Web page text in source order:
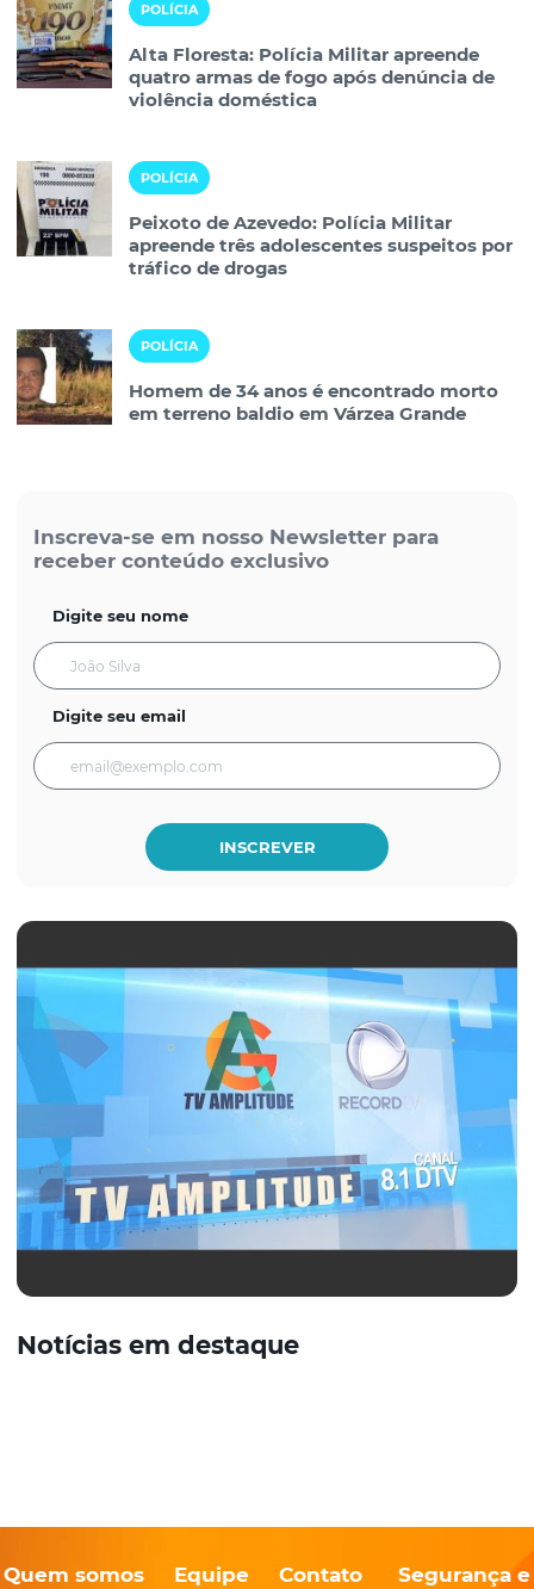
POLÍCIA
Alta Floresta: Polícia Militar apreende
quatro armas de fogo após denúncia de
violência doméstica
POLÍCIA
Peixoto de Azevedo: Polícia Militar
apreende três adolescentes suspeitos por
tráfico de drogas
POLÍCIA
Homem de 34 anos é encontrado morto
em terreno baldio em Várzea Grande
Inscreva-se em nosso Newsletter para
receber conteúdo exclusivo
Digite seu nome
Digite seu email
INSCREVER
Notícias em destaque
Quem somos Equipe Contato Segurança e